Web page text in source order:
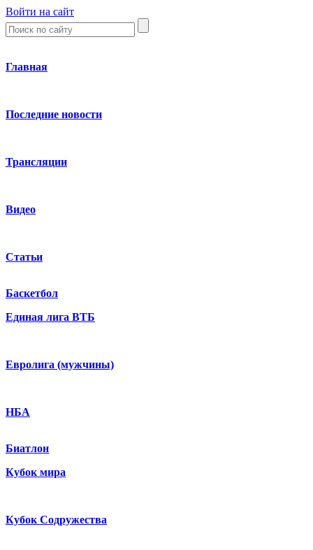
Войти на сайт
Главная
Последние новости
Трансляции
Видео
Статьи
Баскетбол
Единая лига ВТБ
Евролига (мужчины)
НБА
Биатлон
Кубок мира
Кубок Содружества